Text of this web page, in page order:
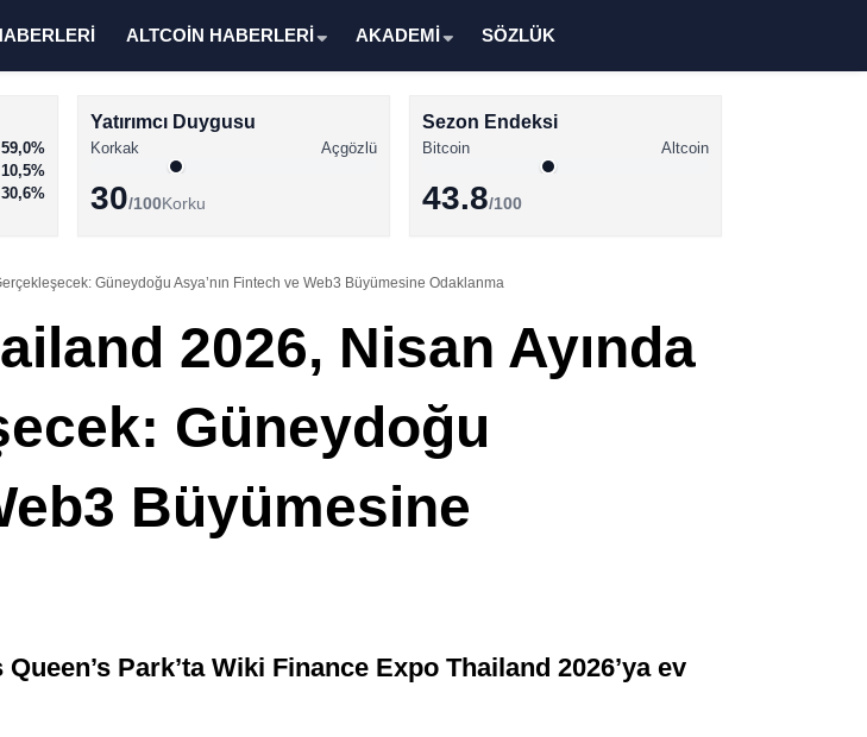
Altcoin Haberleri
ALTCOİN HABERLERİ AKADEMİ SÖZLÜK
59,0%
10,5%
30,6%
Yatırımcı Duygusu
Korkak Açgözlü
30/100Korku
Sezon Endeksi
Bitcoin Altcoin
43.8/100
Güneydoğu Asya’nın Fintech ve Web3 Büyümesine Odaklanma
2026, Nisan Ayında
Güneydoğu
Büyümesine
Park’ta Wiki Finance Expo Thailand 2026’ya ev